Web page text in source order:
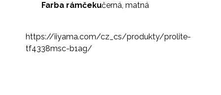
Farba rámčekučerná, matná
https://iiyama.com/cz_cs/produkty/prolite-
tf4338msc-b1ag/